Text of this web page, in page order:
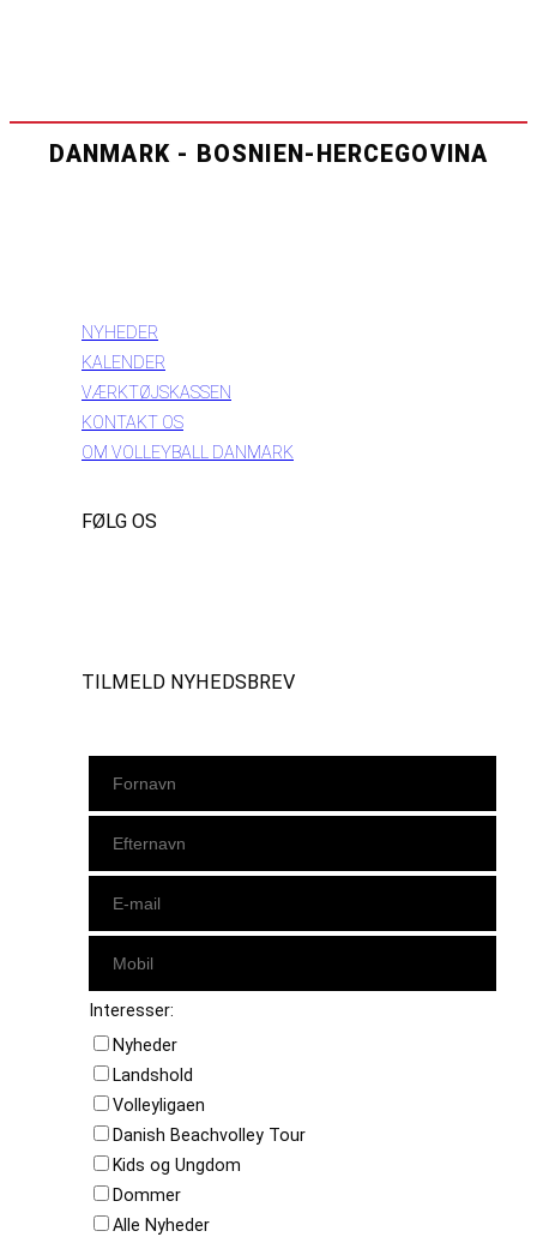
DANMARK - BOSNIEN-HERCEGOVINA
NYHEDER
KALENDER
VÆRKTØJSKASSEN
KONTAKT OS
OM VOLLEYBALL DANMARK
FØLG OS
TILMELD NYHEDSBREV
Interesser:
Nyheder
Landshold
Volleyligaen
Danish Beachvolley Tour
Kids og Ungdom
Dommer
Alle Nyheder